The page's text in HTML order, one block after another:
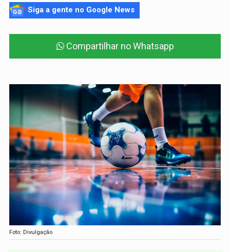
Siga a gente no Google News
Compartilhar no Whatsapp
Foto: Divulgação